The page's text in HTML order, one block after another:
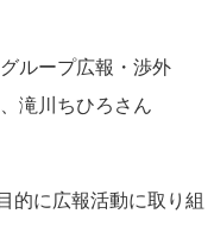
ループ広報・渉外
滝川ちひろさん
的に広報活動に取り組